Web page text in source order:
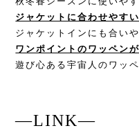
ジャケットに合わせやす
ジャケットインにも合い
ワンポイントのワッペン
遊び心ある宇宙人のワッ
—LINK—